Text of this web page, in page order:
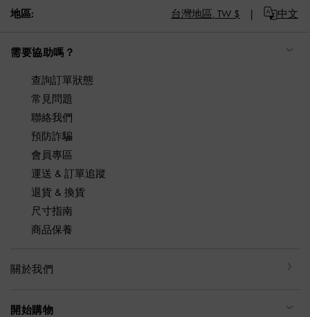
地區: 台灣地區, TW $ 中文
需要協助嗎？
查詢訂單狀態
常見問題
聯絡我們
預防詐騙
會員專區
運送 & 訂單追蹤
退貨 & 換貨
尺寸指南
商品保養
關於我們
開始購物